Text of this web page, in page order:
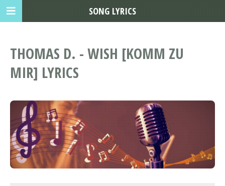
THOMAS D. - WISH [KOMM ZU
MIR] LYRICS
SONG LYRICS